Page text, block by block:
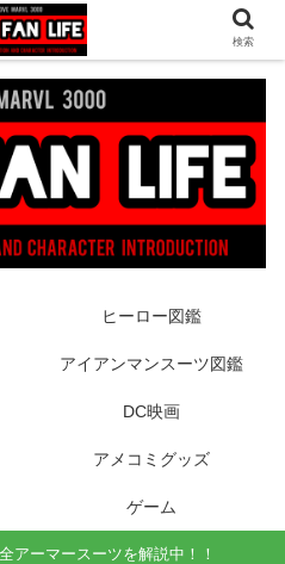
などマーベル最新情報をお届け！時々
あり！
ヒーロー図鑑
アイアンマンスーツ図鑑
DC映画
アメコミグッズ
ゲーム
アーマースーツを解説中！！
検索